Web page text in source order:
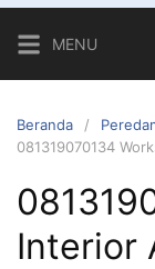
MENU
Beranda
081319070134
Interior